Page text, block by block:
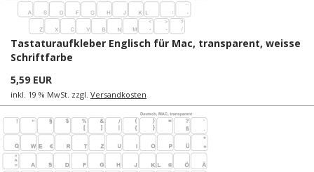
Tastaturaufkleber Englisch für Mac, transparent, weisse
Schriftfarbe
5,59 EUR
inkl. 19 % MwSt. zzgl. Versandkosten